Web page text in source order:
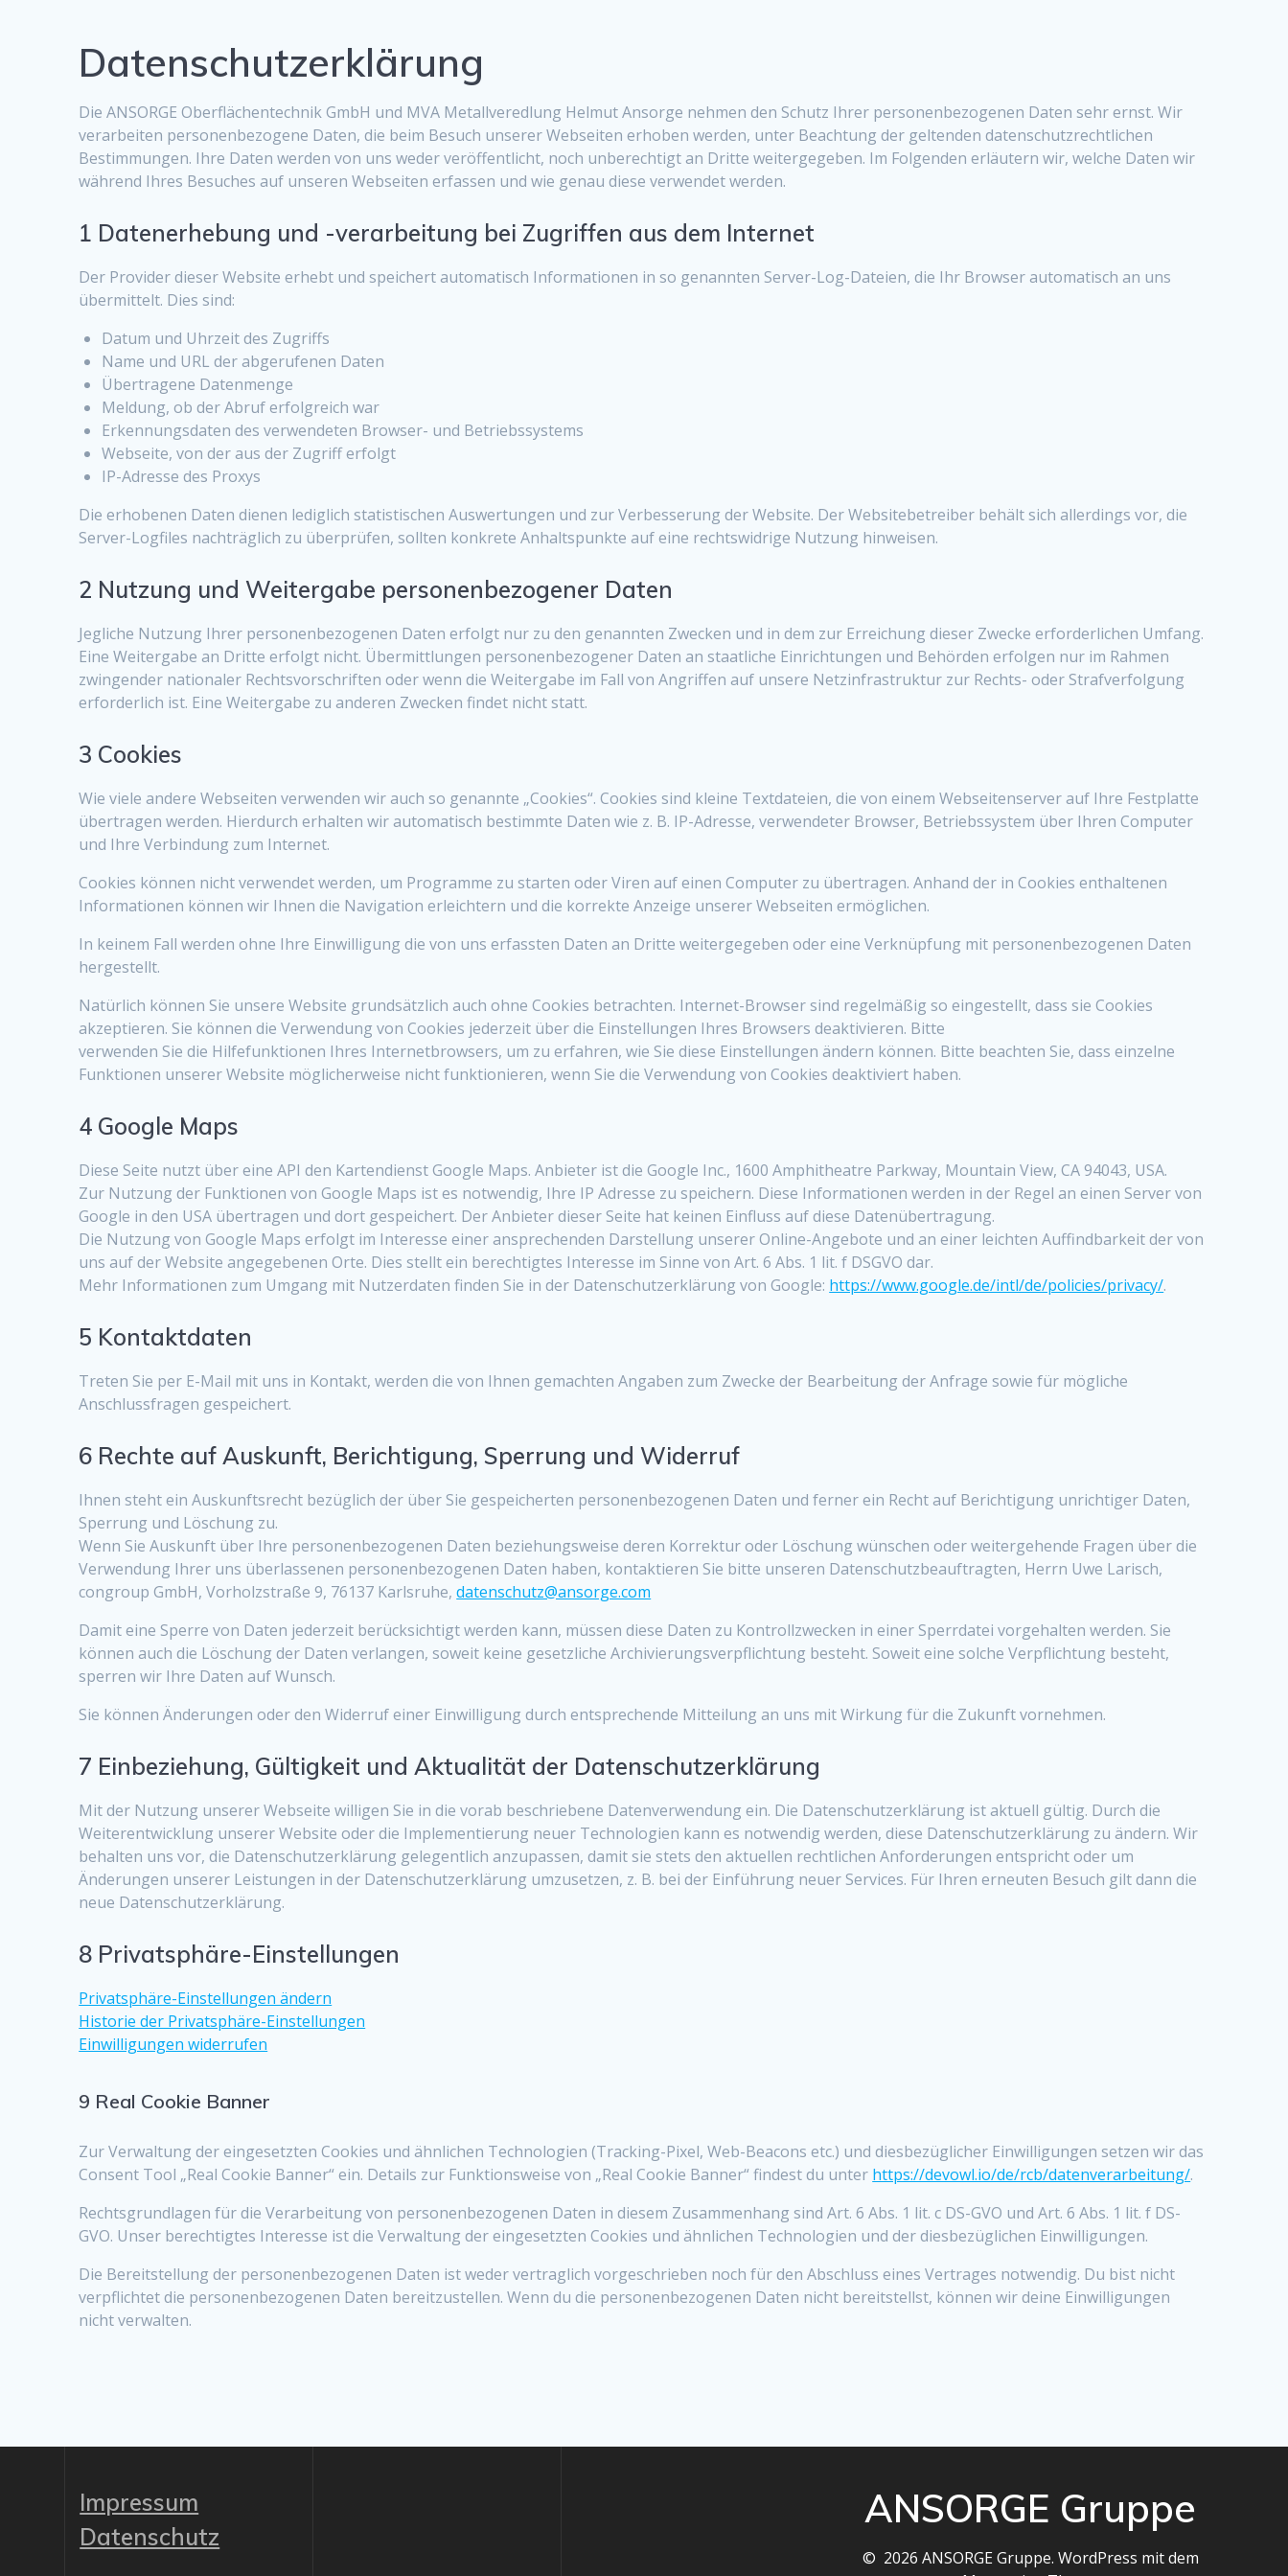
Datenschutzerklärung
Die ANSORGE Oberflächentechnik GmbH und MVA Metallveredlung Helmut Ansorge nehmen den Schutz Ihrer personenbezogenen Daten sehr ernst. Wir
verarbeiten personenbezogene Daten, die beim Besuch unserer Webseiten erhoben werden, unter Beachtung der geltenden datenschutzrechtlichen
Bestimmungen. Ihre Daten werden von uns weder veröffentlicht, noch unberechtigt an Dritte weitergegeben. Im Folgenden erläutern wir, welche Daten wir
während Ihres Besuches auf unseren Webseiten erfassen und wie genau diese verwendet werden.
1 Datenerhebung und -verarbeitung bei Zugriffen aus dem Internet
Der Provider dieser Website erhebt und speichert automatisch Informationen in so genannten Server-Log-Dateien, die Ihr Browser automatisch an uns
übermittelt. Dies sind:
Datum und Uhrzeit des Zugriffs
Name und URL der abgerufenen Daten
Übertragene Datenmenge
Meldung, ob der Abruf erfolgreich war
Erkennungsdaten des verwendeten Browser- und Betriebssystems
Webseite, von der aus der Zugriff erfolgt
IP-Adresse des Proxys
Die erhobenen Daten dienen lediglich statistischen Auswertungen und zur Verbesserung der Website. Der Websitebetreiber behält sich allerdings vor, die
Server-Logfiles nachträglich zu überprüfen, sollten konkrete Anhaltspunkte auf eine rechtswidrige Nutzung hinweisen.
2 Nutzung und Weitergabe personenbezogener Daten
Jegliche Nutzung Ihrer personenbezogenen Daten erfolgt nur zu den genannten Zwecken und in dem zur Erreichung dieser Zwecke erforderlichen Umfang.
Eine Weitergabe an Dritte erfolgt nicht. Übermittlungen personenbezogener Daten an staatliche Einrichtungen und Behörden erfolgen nur im Rahmen
zwingender nationaler Rechtsvorschriften oder wenn die Weitergabe im Fall von Angriffen auf unsere Netzinfrastruktur zur Rechts- oder Strafverfolgung
erforderlich ist. Eine Weitergabe zu anderen Zwecken findet nicht statt.
3 Cookies
Wie viele andere Webseiten verwenden wir auch so genannte „Cookies“. Cookies sind kleine Textdateien, die von einem Webseitenserver auf Ihre Festplatte
übertragen werden. Hierdurch erhalten wir automatisch bestimmte Daten wie z. B. IP-Adresse, verwendeter Browser, Betriebssystem über Ihren Computer
und Ihre Verbindung zum Internet.
Cookies können nicht verwendet werden, um Programme zu starten oder Viren auf einen Computer zu übertragen. Anhand der in Cookies enthaltenen
Informationen können wir Ihnen die Navigation erleichtern und die korrekte Anzeige unserer Webseiten ermöglichen.
In keinem Fall werden ohne Ihre Einwilligung die von uns erfassten Daten an Dritte weitergegeben oder eine Verknüpfung mit personenbezogenen Daten
hergestellt.
Natürlich können Sie unsere Website grundsätzlich auch ohne Cookies betrachten. Internet-Browser sind regelmäßig so eingestellt, dass sie Cookies
akzeptieren. Sie können die Verwendung von Cookies jederzeit über die Einstellungen Ihres Browsers deaktivieren. Bitte
verwenden Sie die Hilfefunktionen Ihres Internetbrowsers, um zu erfahren, wie Sie diese Einstellungen ändern können. Bitte beachten Sie, dass einzelne
Funktionen unserer Website möglicherweise nicht funktionieren, wenn Sie die Verwendung von Cookies deaktiviert haben.
4 Google Maps
Diese Seite nutzt über eine API den Kartendienst Google Maps. Anbieter ist die Google Inc., 1600 Amphitheatre Parkway, Mountain View, CA 94043, USA.
Zur Nutzung der Funktionen von Google Maps ist es notwendig, Ihre IP Adresse zu speichern. Diese Informationen werden in der Regel an einen Server von
Google in den USA übertragen und dort gespeichert. Der Anbieter dieser Seite hat keinen Einfluss auf diese Datenübertragung.
Die Nutzung von Google Maps erfolgt im Interesse einer ansprechenden Darstellung unserer Online-Angebote und an einer leichten Auffindbarkeit der von
uns auf der Website angegebenen Orte. Dies stellt ein berechtigtes Interesse im Sinne von Art. 6 Abs. 1 lit. f DSGVO dar.
Mehr Informationen zum Umgang mit Nutzerdaten finden Sie in der Datenschutzerklärung von Google: https://www.google.de/intl/de/policies/privacy/.
5 Kontaktdaten
Treten Sie per E-Mail mit uns in Kontakt, werden die von Ihnen gemachten Angaben zum Zwecke der Bearbeitung der Anfrage sowie für mögliche
Anschlussfragen gespeichert.
6 Rechte auf Auskunft, Berichtigung, Sperrung und Widerruf
Ihnen steht ein Auskunftsrecht bezüglich der über Sie gespeicherten personenbezogenen Daten und ferner ein Recht auf Berichtigung unrichtiger Daten,
Sperrung und Löschung zu.
Wenn Sie Auskunft über Ihre personenbezogenen Daten beziehungsweise deren Korrektur oder Löschung wünschen oder weitergehende Fragen über die
Verwendung Ihrer uns überlassenen personenbezogenen Daten haben, kontaktieren Sie bitte unseren Datenschutzbeauftragten, Herrn Uwe Larisch,
congroup GmbH, Vorholzstraße 9, 76137 Karlsruhe,datenschutz@ansorge.com
Damit eine Sperre von Daten jederzeit berücksichtigt werden kann, müssen diese Daten zu Kontrollzwecken in einer Sperrdatei vorgehalten werden. Sie
können auch die Löschung der Daten verlangen, soweit keine gesetzliche Archivierungsverpflichtung besteht. Soweit eine solche Verpflichtung besteht,
sperren wir Ihre Daten auf Wunsch.
Sie können Änderungen oder den Widerruf einer Einwilligung durch entsprechende Mitteilung an uns mit Wirkung für die Zukunft vornehmen.
7 Einbeziehung, Gültigkeit und Aktualität der Datenschutzerklärung
Mit der Nutzung unserer Webseite willigen Sie in die vorab beschriebene Datenverwendung ein. Die Datenschutzerklärung ist aktuell gültig. Durch die
Weiterentwicklung unserer Website oder die Implementierung neuer Technologien kann es notwendig werden, diese Datenschutzerklärung zu ändern. Wir
behalten uns vor, die Datenschutzerklärung gelegentlich anzupassen, damit sie stets den aktuellen rechtlichen Anforderungen entspricht oder um
Änderungen unserer Leistungen in der Datenschutzerklärung umzusetzen, z. B. bei der Einführung neuer Services. Für Ihren erneuten Besuch gilt dann die
neue Datenschutzerklärung.
8 Privatsphäre-Einstellungen
Privatsphäre-Einstellungen ändern
Historie der Privatsphäre-Einstellungen
Einwilligungen widerrufen
9 Real Cookie Banner
Zur Verwaltung der eingesetzten Cookies und ähnlichen Technologien (Tracking-Pixel, Web-Beacons etc.) und diesbezüglicher Einwilligungen setzen wir das
Consent Tool „Real Cookie Banner“ ein. Details zur Funktionsweise von „Real Cookie Banner“ findest du unter https://devowl.io/de/rcb/datenverarbeitung/.
Rechtsgrundlagen für die Verarbeitung von personenbezogenen Daten in diesem Zusammenhang sind Art. 6 Abs. 1 lit. c DS-GVO und Art. 6 Abs. 1 lit. f DS-
GVO. Unser berechtigtes Interesse ist die Verwaltung der eingesetzten Cookies und ähnlichen Technologien und der diesbezüglichen Einwilligungen.
Die Bereitstellung der personenbezogenen Daten ist weder vertraglich vorgeschrieben noch für den Abschluss eines Vertrages notwendig. Du bist nicht
verpflichtet die personenbezogenen Daten bereitzustellen. Wenn du die personenbezogenen Daten nicht bereitstellst, können wir deine Einwilligungen
nicht verwalten.
Impressum
Datenschutz
ANSORGE Gruppe
© 2026 ANSORGE Gruppe. WordPress mit dem